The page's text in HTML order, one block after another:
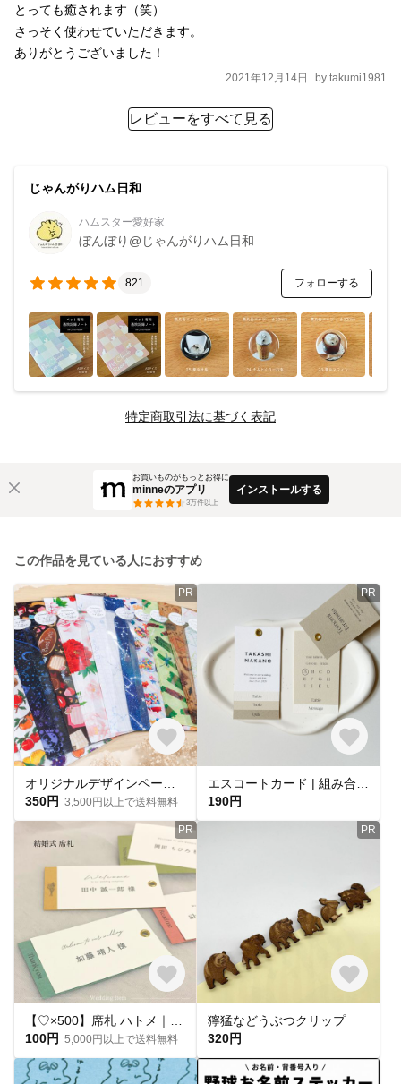
とっても癒されます（笑）
さっそく使わせていただきます。
ありがとうございました！
2021年12月14日 by takumi1981
レビューをすべて見る
じゃんがりハム日和
ハムスター愛好家
ぼんぼり@じゃんがりハム日和
821 フォローする
特定商取引法に基づく表記
お買いものがもっとお得に
minneのアプリ
3万件以上
インストールする
この作品を見ている人におすすめ
PR
350円 3,500円以上で送料無料
PR
190円
PR
100円 5,000円以上で送料無料
PR
獰猛などうぶつクリップ
320円